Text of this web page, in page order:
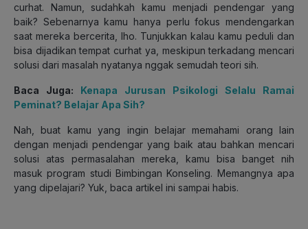
curhat. Namun, sudahkah kamu menjadi pendengar yang
baik? Sebenarnya kamu hanya perlu fokus mendengarkan
saat mereka bercerita, lho. Tunjukkan kalau kamu peduli dan
bisa dijadikan tempat curhat ya, meskipun terkadang mencari
solusi dari masalah nyatanya nggak semudah teori sih.
Baca Juga: Kenapa Jurusan Psikologi Selalu Ramai
Peminat? Belajar Apa Sih?
Nah, buat kamu yang ingin belajar memahami orang lain
dengan menjadi pendengar yang baik atau bahkan mencari
solusi atas permasalahan mereka, kamu bisa banget nih
masuk program studi Bimbingan Konseling. Memangnya apa
yang dipelajari? Yuk, baca artikel ini sampai habis.